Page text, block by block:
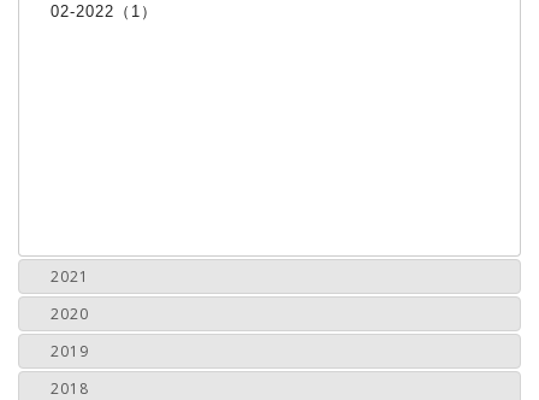
02-2022（1）
2021
2020
2019
2018